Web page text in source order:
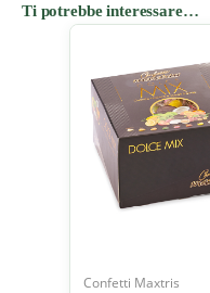
Ti potrebbe interessare…
Confetti Maxtris